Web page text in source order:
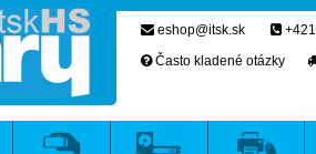
eshop@itsk.sk
Často kladené otázky